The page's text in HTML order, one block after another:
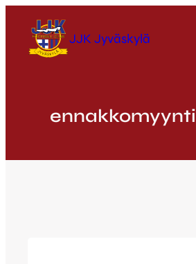
sisältöön
JJK Jyväskylä
ennakkomyynti